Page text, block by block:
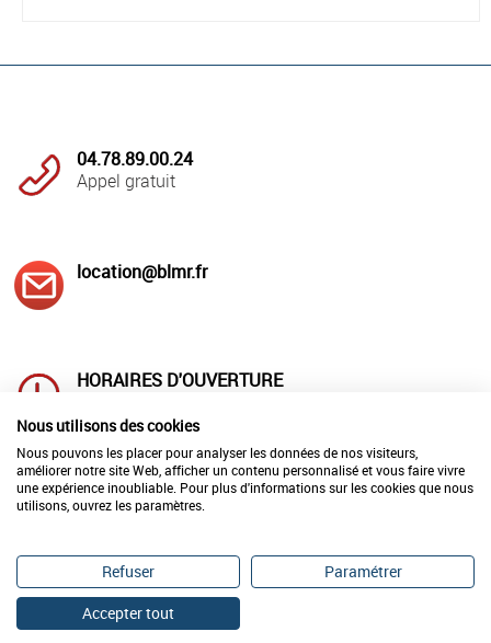
04.78.89.00.24
Appel gratuit
location@blmr.fr
HORAIRES D'OUVERTURE
et 14h à 18h00
Vendredi : 8h00 à 12h00 et 14h00 à 17h00
en 24h00
Nous utilisons des cookies
Nous pouvons les placer pour analyser les données de nos visiteurs,
améliorer notre site Web, afficher un contenu personnalisé et vous faire vivre
une expérience inoubliable. Pour plus d'informations sur les cookies que nous
utilisons, ouvrez les paramètres.
Refuser
Paramétrer
Accepter tout